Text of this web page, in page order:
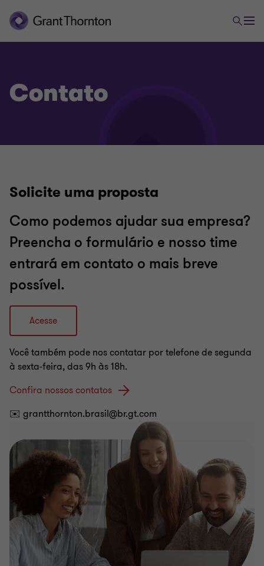
Contato
Solicite uma proposta
Como podemos ajudar sua empresa?
Preencha o formulário e nosso time
entrará em contato o mais breve
possível.
Acesse
Você também pode nos contatar por telefone de segunda
à sexta-feira, das 9h às 18h.
Confira nossos contatos
✉️ grantthornton.brasil@br.gt.com